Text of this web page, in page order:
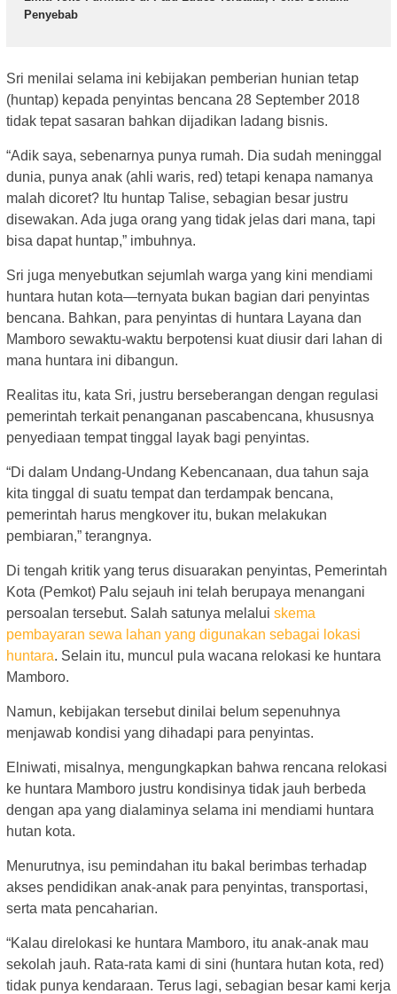
Penyebab
Sri menilai selama ini kebijakan pemberian hunian tetap
(huntap) kepada penyintas bencana 28 September 2018
tidak tepat sasaran bahkan dijadikan ladang bisnis.
“Adik saya, sebenarnya punya rumah. Dia sudah meninggal
dunia, punya anak (ahli waris, red) tetapi kenapa namanya
malah dicoret? Itu huntap Talise, sebagian besar justru
disewakan. Ada juga orang yang tidak jelas dari mana, tapi
bisa dapat huntap,” imbuhnya.
Sri juga menyebutkan sejumlah warga yang kini mendiami
huntara hutan kota—ternyata bukan bagian dari penyintas
bencana. Bahkan, para penyintas di huntara Layana dan
Mamboro sewaktu-waktu berpotensi kuat diusir dari lahan di
mana huntara ini dibangun.
Realitas itu, kata Sri, justru berseberangan dengan regulasi
pemerintah terkait penanganan pascabencana, khususnya
penyediaan tempat tinggal layak bagi penyintas.
“Di dalam Undang-Undang Kebencanaan, dua tahun saja
kita tinggal di suatu tempat dan terdampak bencana,
pemerintah harus mengkover itu, bukan melakukan
pembiaran,” terangnya.
Di tengah kritik yang terus disuarakan penyintas, Pemerintah
Kota (Pemkot) Palu sejauh ini telah berupaya menangani
persoalan tersebut. Salah satunya melalui skema
pembayaran sewa lahan yang digunakan sebagai lokasi
huntara. Selain itu, muncul pula wacana relokasi ke huntara
Mamboro.
Namun, kebijakan tersebut dinilai belum sepenuhnya
menjawab kondisi yang dihadapi para penyintas.
Elniwati, misalnya, mengungkapkan bahwa rencana relokasi
ke huntara Mamboro justru kondisinya tidak jauh berbeda
dengan apa yang dialaminya selama ini mendiami huntara
hutan kota.
Menurutnya, isu pemindahan itu bakal berimbas terhadap
akses pendidikan anak-anak para penyintas, transportasi,
serta mata pencaharian.
“Kalau direlokasi ke huntara Mamboro, itu anak-anak mau
sekolah jauh. Rata-rata kami di sini (huntara hutan kota, red)
tidak punya kendaraan. Terus lagi, sebagian besar kami kerja